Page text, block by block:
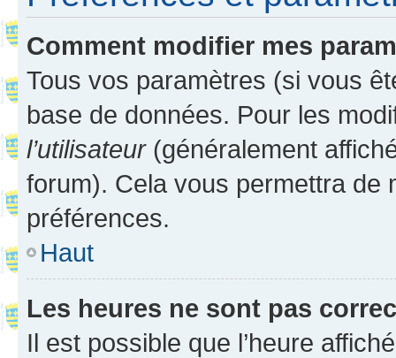
Comment modifier mes
Tous vos paramètres (si vous
base de données. Pour les
l’utilisateur(généralement
forum). Cela vous permettra de
préférences.
Haut
Les heures ne sont pas
Il est possible que l’heure